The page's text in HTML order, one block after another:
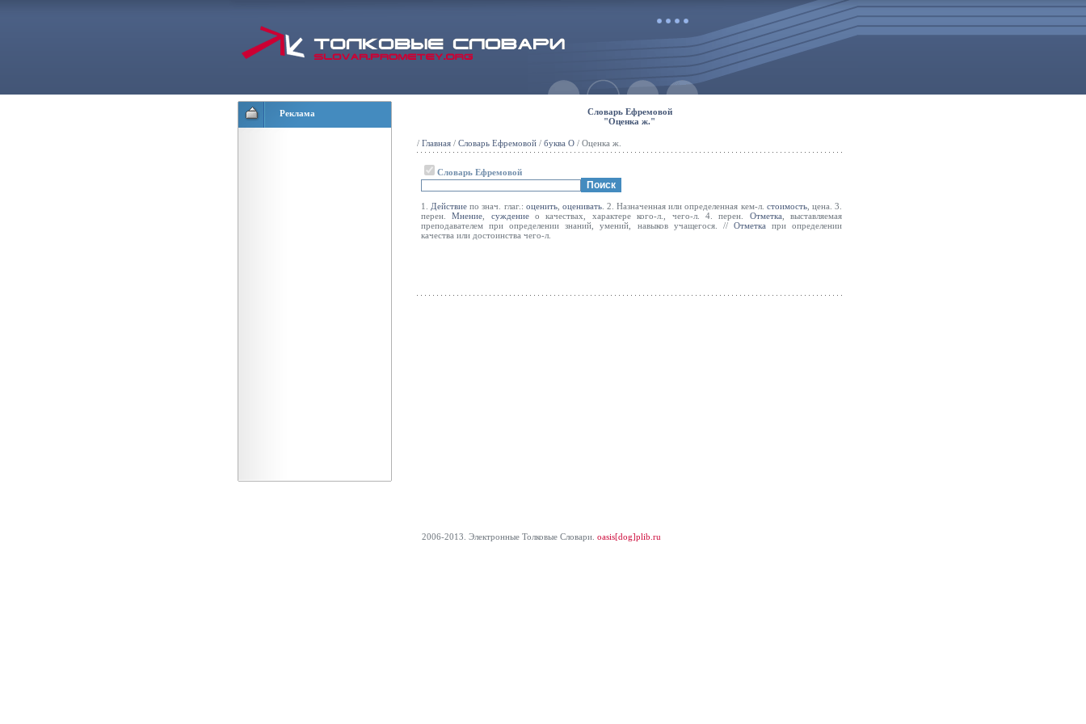
Реклама
Словарь Ефремовой
"Оценка ж."
/ Главная / Словарь Ефремовой / буква О / Оценка ж.
Словарь Ефремовой
1. Действие по знач. глаг.: оценить, оценивать. 2. Назначенная или определенная кем-л. стоимость, цена. 3.
перен.Мнение суждениео качествах, характере кого-л., чего-л. 4. перен. Отметка , выставляемая
преподавателем при определении знаний, умений, навыков учащегося. // Отметка при определении
качества или достоинства чего-л.
2006-2013. Электронные Толковые Cловари. oasis[dog]plib.ru